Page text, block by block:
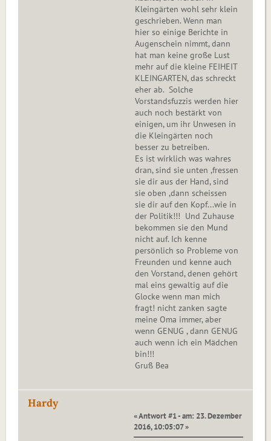
Kleingärten wohl sehr klein
geschrieben. Wenn man
hier so einige Berichte in
Augenschein nimmt, dann
hat man keine große Lust
mehr auf die kleine FEIHEIT
KLEINGARTEN, das schreckt
eher ab. Solche
Vorstandsfuzzis werden hier
auch noch bestärkt von
einigen, um ihr Unwesen in
die Kleingärten noch
besser zu betreiben.
Es ist wirklich was wahres
dran, sind sie unten ,fressen
sie dir aus der Hand, sind
sie oben ,dann scheissen
sie dir auf den Kopf...wie in
der Politik!!! Und Zuhause
bekommen sie den Mund
nicht auf. Ich kenne
persönlich so Probleme von
Freunden und kenne auch
den Vorstand, denen gehört
mal eins gewaltig auf die
Glocke wenn man mich
fragt! nicht zanken sagte
meine Oma immer, aber
wenn GENUG , dann GENUG
auch wenn ich ein Mädchen
bin!!!
Gruß Bea
Hardy
« Antwort #1 - am: 23. Dezember
2016, 10:05:07 »